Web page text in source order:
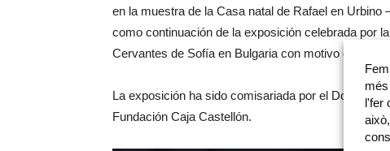
en la muestra de la Casa natal de Rafael en
como continuación de la exposición celebrada por
Cervantes de Sofía en Bulgaria con motivo de la
La exposición ha sido comisariada por el Doctor
Fundación Caja Castellón.
l'fer